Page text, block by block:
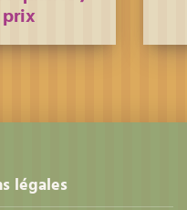
prix
légales